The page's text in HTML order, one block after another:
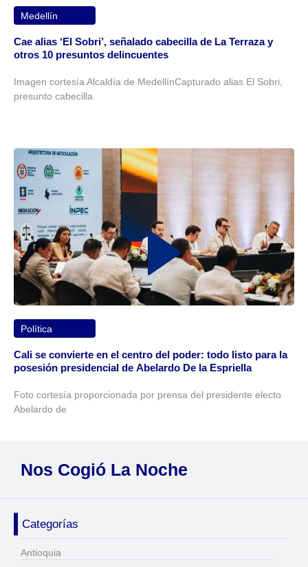
Medellín
Cae alias ‘El Sobri’, señalado cabecilla de La Terraza y
otros 10 presuntos delincuentes
Imagen cortesía Alcaldía de MedellínCapturado alias El Sobri,
presunto cabecilla
Política
Cali se convierte en el centro del poder: todo listo para la
posesión presidencial de Abelardo De la Espriella
Foto cortesía proporcionada por prensa del presidente electo
Abelardo de
Nos Cogió La Noche
Categorías
Antioquia